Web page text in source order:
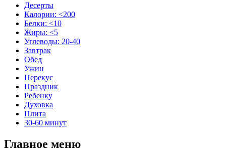
Десерты
Калории: <200
Белки: <10
Жиры: <5
Углеводы: 20-40
Завтрак
Обед
Ужин
Перекус
Праздник
Ребенку
Духовка
Плита
30-60 минут
Главное меню